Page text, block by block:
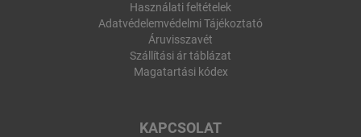
Használati feltételek
Adatvédelemvédelmi Tájékoztató
Áruvisszavét
Szállítási ár táblázat
Magatartási kódex
KAPCSOLAT